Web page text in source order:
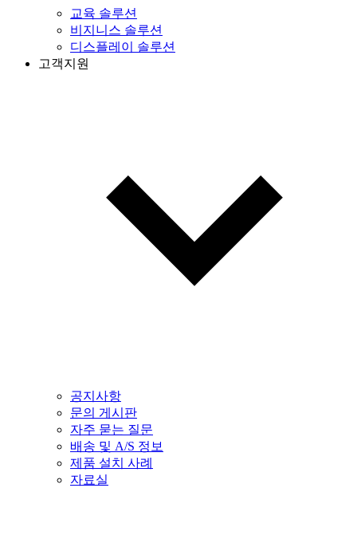
교육 솔루션
비지니스 솔루션
디스플레이 솔루션
고객지원
공지사항
문의 게시판
자주 묻는 질문
배송 및 A/S 정보
제품 설치 사례
자료실